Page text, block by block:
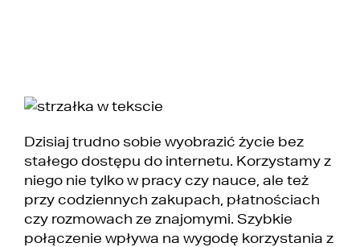
Dzisiaj trudno sobie wyobrazić życie bez
stałego dostępu do internetu. Korzystamy z
niego nie tylko w pracy czy nauce, ale też
przy codziennych zakupach, płatnościach
czy rozmowach ze znajomymi. Szybkie
połączenie wpływa na wygodę korzystania z